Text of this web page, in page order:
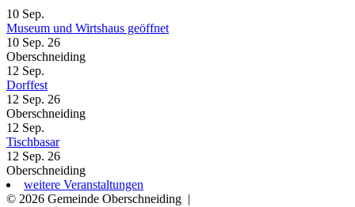
10 Sep.
Museum und Wirtshaus geöffnet
10 Sep. 26
Oberschneiding
12 Sep.
Dorffest
12 Sep. 26
Oberschneiding
12 Sep.
Tischbasar
12 Sep. 26
Oberschneiding
weitere Veranstaltungen
© 2026 Gemeinde Oberschneiding |